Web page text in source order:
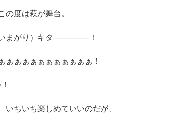
の度は萩が舞台。
まがり）キタ————–！
ぁぁぁぁぁぁぁぁぁぁぁ！
いちいち楽しめていいのだが、